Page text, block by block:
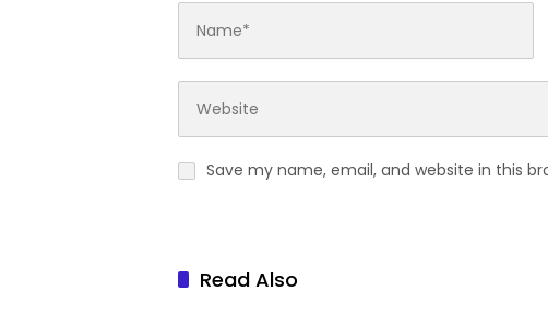
Save my name, email, and website in this
Read Also